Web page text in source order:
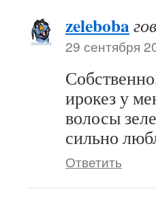
zeleboba
29 сентября
ирокез у
волосы
сильно
Ответить